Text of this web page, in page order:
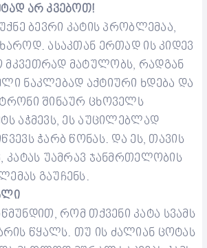
არ კვებოთ!
ბევრი კატის პრობლემაა,
ასაკთან ერთად ის კიდევ
მატულობს, რადგან
ნაკლებად აქტიური ხდება და
შინაურ ცხოველს
აჭმევს, ეს აუცილებლად
ჭარბ წონას. და ეს, თავის
კატას უამრავ ჯანმრთელობის
გაუჩენს.
რომ თქვენი კატა სვამს
წყალს. თუ ის ძალიან ცოტას